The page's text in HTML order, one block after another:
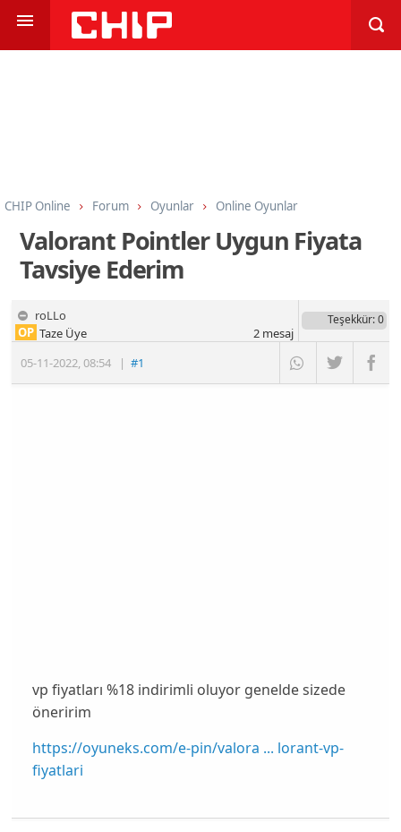
CHIP Online Forum Oyunlar Online Oyunlar
Valorant Pointler Uygun Fiyata
Tavsiye Ederim
roLLo
05-11-2022,08:54 |#1
OP Taze Üye
Teşekkür: 0
2mesaj
vp fiyatları %18 indirimli oluyor genelde sizede
öneririm
https://oyuneks.com/e-pin/valora ... lorant-vp-
fiyatlari